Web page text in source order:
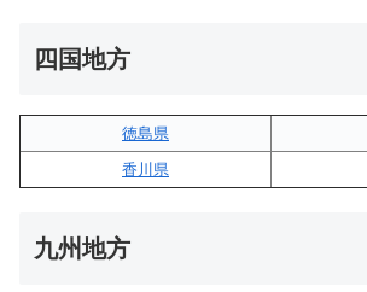
四国地方
徳島県
香川県
九州地方